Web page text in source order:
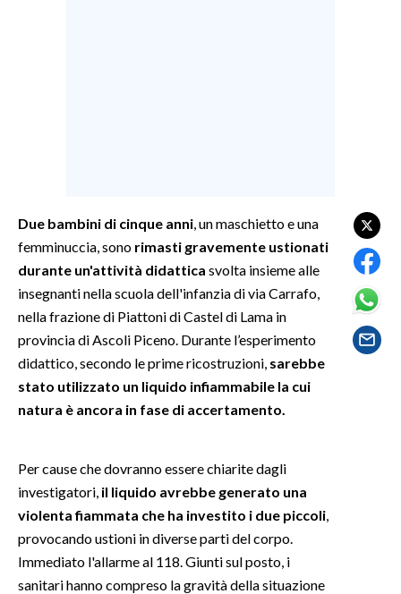
GOSSIP
SALUTE
SARDEGNA TURISMO
EVENTI
3 MINUTI CON
Due bambini di cinque anni , un maschietto e una
femminuccia, sono rimasti gravemente ustionati
durante un'attività didattica svolta insieme alle
insegnanti nella scuola dell'infanzia di via Carrafo,
nella frazione di Piattoni di Castel di Lama in
provincia di Ascoli Piceno. Durante l’esperimento
didattico, secondo le prime ricostruzioni, sarebbe
stato utilizzato un liquido infiammabile la cui
natura è ancora in fase di accertamento.
Per cause che dovranno essere chiarite dagli
investigatori, il liquido avrebbe generato una
violenta fiammata che ha investito i due piccoli
provocando ustioni in diverse parti del corpo.
Immediato l'allarme al 118. Giunti sul posto, i
sanitari hanno compreso la gravità della situazione